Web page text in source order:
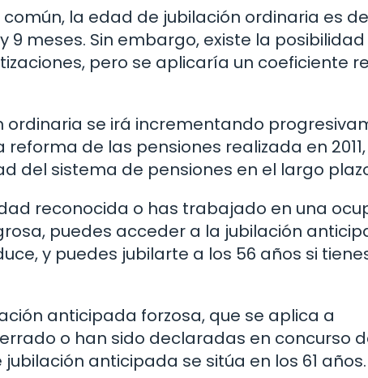
la edad de jubilación ordinaria es
9 meses. Sin embargo, existe la
pero se aplicaría un coeficiente
ordinaria se irá incrementando
de las pensiones realizada en
del sistema de pensiones en el largo
reconocida o has trabajado en una
puedes acceder a la jubilación
y puedes jubilarte a los 56 años si
anticipada forzosa, que se aplica a
o han sido declaradas en concurso
anticipada se sitúa en los 61 años.